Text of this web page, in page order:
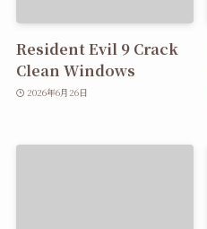
Resident Evil 9 Crack
Clean Windows
2026年6月26日